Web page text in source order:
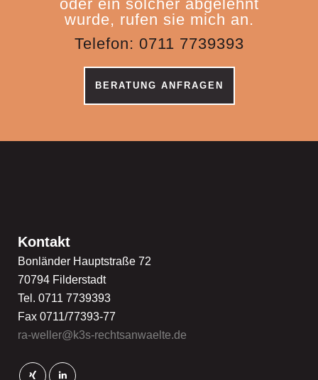
oder ein solcher abgelehnt
wurde, rufen sie mich an.
Telefon: 0711 7739393
BERATUNG ANFRAGEN
Kontakt
Bonländer Hauptstraße 72
70794 Filderstadt
Tel. 0711 7739393
Fax 0711/77393-77
ra-weller@k3s-rechtsanwaelte.de